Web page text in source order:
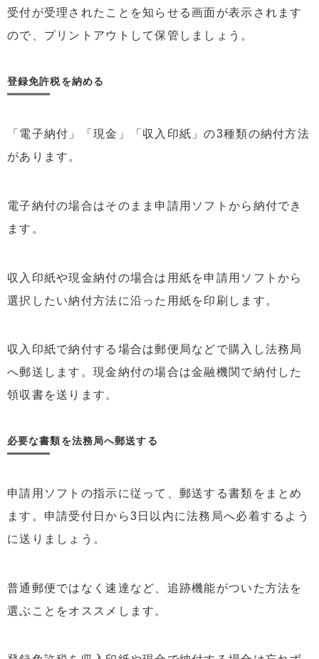
受付が受理されたことを知らせる画面が表示されます
ので、プリントアウトして保管しましょう。
登録免許税を納める
「電子納付」「現金」「収入印紙」の3種類の納付方法
があります。
電子納付の場合はそのまま申請用ソフトから納付でき
ます。
収入印紙や現金納付の場合は用紙を申請用ソフトから
選択したい納付方法に沿った用紙を印刷します。
収入印紙で納付する場合は郵便局などで購入し法務局
へ郵送します。現金納付の場合は金融機関で納付した
領収書を送ります。
必要な書類を法務局へ郵送する
申請用ソフトの指示に従って、郵送する書類をまとめ
ます。申請受付日から3日以内に法務局へ必着するよう
に送りましょう。
普通郵便ではなく速達など、追跡機能がついた方法を
選ぶことをオススメします。